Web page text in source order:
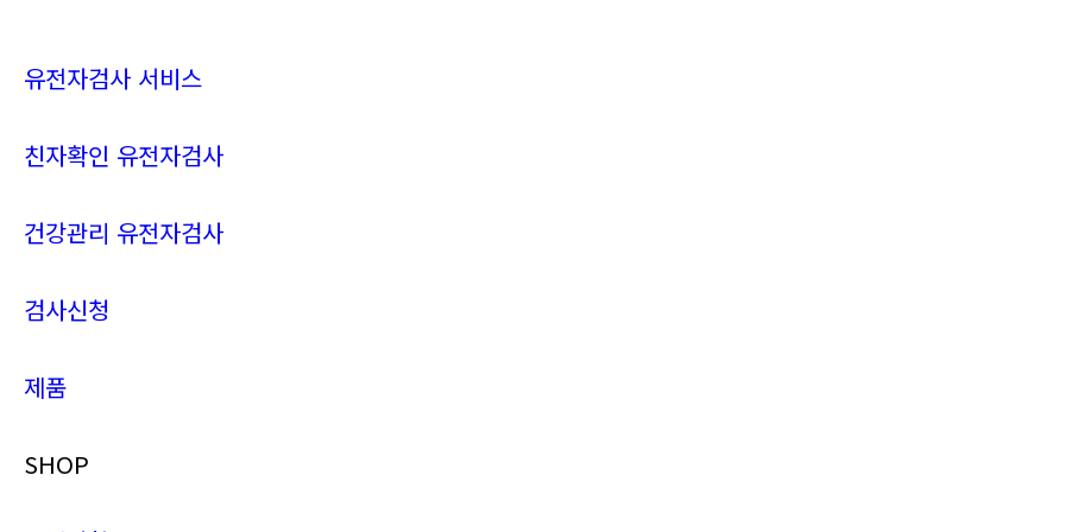
유전자검사 서비스
친자확인 유전자검사
건강관리 유전자검사
검사신청
제품
SHOP